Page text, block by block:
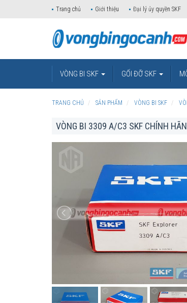
Trang chủ Giới thiệu Đại lý ủy quyền SKF
VÒNG BI SKF GỐI ĐỠ SKF
TRANG CHỦ SẢN PHẨM VÒNG BI SKF
VÒNG BI 3309 A/C3 SKF CHÍNH